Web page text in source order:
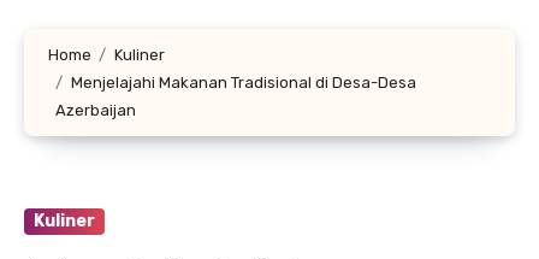
Home
Kuliner
Menjelajahi Makanan Tradisional di Desa-Desa
Azerbaijan
Kuliner